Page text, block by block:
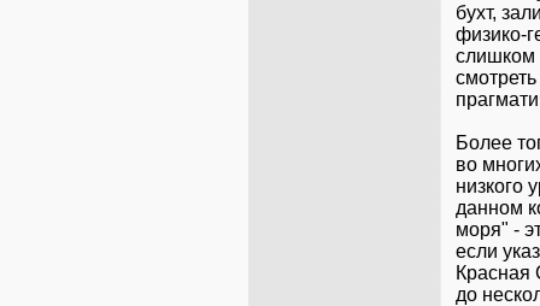
бухт,
физико-
слишком
Более
во
низкого
данном
моря" -
если
Красная
до